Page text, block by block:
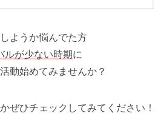
ようか悩んでた方
ルが少ない時期に
動始めてみませんか？
ぜひチェックしてみてください！